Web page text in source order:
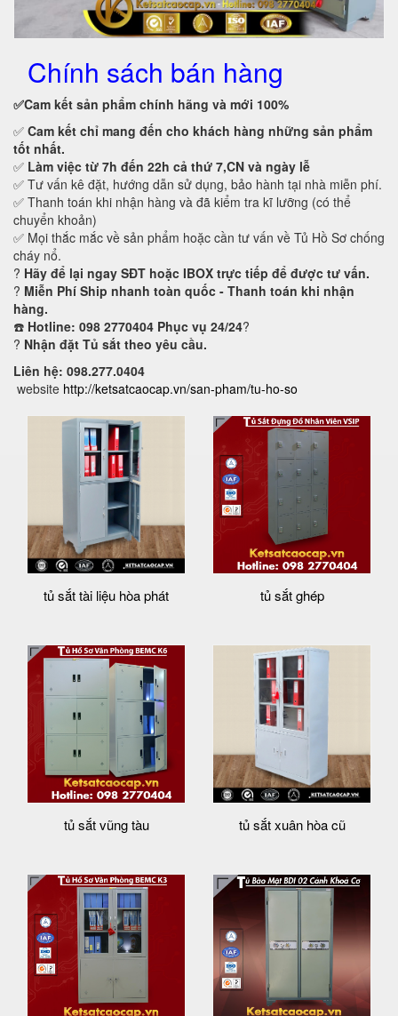
Chính sách bán hàng
✅Cam kết sản phẩm chính hãng và mới 100%
✅ Cam kết chỉ mang đến cho khách hàng những sản phẩm
tốt nhất.
✅ Làm việc từ 7h đến 22h cả thứ 7,CN và ngày lễ
✅ Tư vấn kê đặt, hướng dẫn sử dụng, bảo hành tại nhà miễn phí.
✅ Thanh toán khi nhận hàng và đã kiểm tra kĩ lưỡng (có thể
chuyển khoản)
✅ Mọi thắc mắc về sản phẩm hoặc cần tư vấn về Tủ Hồ Sơ chống
cháy nổ.
? Hãy để lại ngay SĐT hoặc IBOX trực tiếp để được tư vấn.
? Miễn Phí Ship nhanh toàn quốc - Thanh toán khi nhận
hàng.
☎️ Hotline: 098 2770404 Phục vụ 24/24?
? Nhận đặt Tủ sắt theo yêu cầu.
Liên hệ: 098.277.0404
website http://ketsatcaocap.vn/san-pham/tu-ho-so
tủ sắt tài liệu hòa phát tủ sắt ghép
tủ sắt vũng tàu tủ sắt xuân hòa cũ